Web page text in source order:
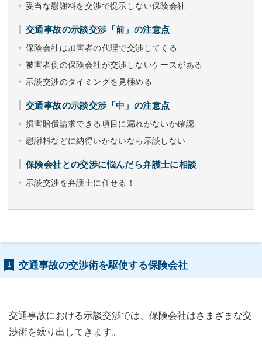
妥当な慰謝料を交渉で提示しない保険会社
交通事故の示談交渉「前」の注意点
保険会社は加害者の代理で交渉してくる
被害者側の保険会社が交渉しないケースがある
示談交渉のタイミングを見極める
交通事故の示談交渉「中」の注意点
損害賠償請求できる項目に漏れがないか確認
慰謝料などに納得いかないなら示談しない
保険会社との交渉に悩んだら弁護士に相談
示談交渉を弁護士に任せる！
1 交通事故の交渉術を駆使する保険会社
交通事故における示談交渉では、保険会社はさまざまな交
渉術を繰り出してきます。